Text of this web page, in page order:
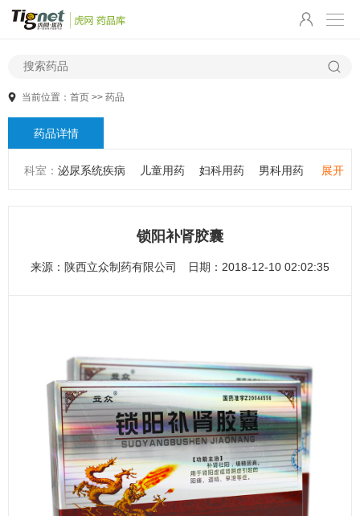
当前位置： 首页 >> 药品
药品详情
展开
科室： 泌尿系统疾病 儿童用药 妇科用药 男科用药
心血管系统疾病 精神心理疾病
女性生殖及妊娠疾病 眼疾病
锁阳补肾胶囊
来源： 陕西立众制药有限公司 日期：2018-12-10 02:02:35